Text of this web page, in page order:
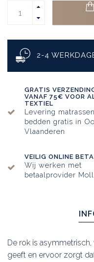
2-4
GRATIS
VANAF 75€ VOOR
TEXTIEL
Levering
bedden gratis in
Vlaanderen
VEILIG ONLINE
Wij werken met
betaalprovider
De rok is
geeft en ervoor zorgt